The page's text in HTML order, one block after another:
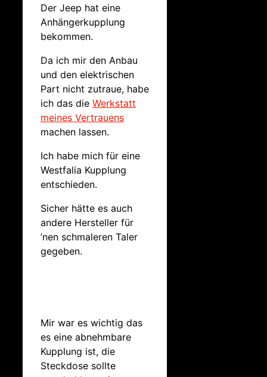
Der Jeep hat eine
Anhängerkupplung
bekommen.
Da ich mir den Anbau
und den elektrischen
Part nicht zutraue, habe
ich das die Werkstatt
meines Vertrauens
machen lassen.
Ich habe mich für eine
Westfalia Kupplung
entschieden.
Sicher hätte es auch
andere Hersteller für
’nen schmaleren Taler
gegeben.
Mir war es wichtig das
es eine abnehmbare
Kupplung ist, die
Steckdose sollte